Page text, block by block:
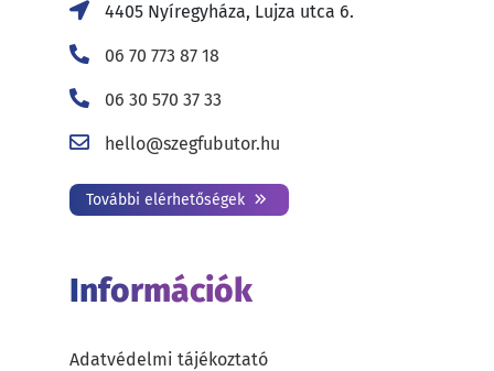
4405 Nyíregyháza, Lujza utca 6.
06 70 773 87 18
06 30 570 37 33
hello@szegfubutor.hu
További elérhetőségek
Információk
Adatvédelmi tájékoztató